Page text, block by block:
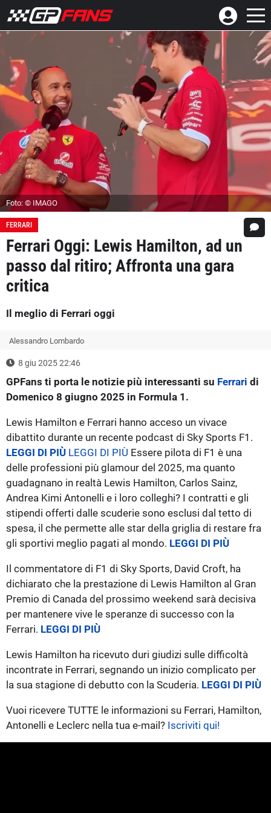
Foto: © IMAGO
FERRARI
Ferrari Oggi: Lewis Hamilton, ad un
passo dal ritiro; Affronta una gara
critica
Il meglio di Ferrari oggi
Alessandro Lombardo
8 giu 2025 22:46
GPFans ti porta le notizie più interessanti su Ferrari di
Domenico 8 giugno 2025 in Formula 1.
Lewis Hamilton e Ferrari hanno acceso un vivace
dibattito durante un recente podcast di Sky Sports F1.
LEGGI DI PIÙ LEGGI DI PIÙ Essere pilota di F1 è una
delle professioni più glamour del 2025, ma quanto
guadagnano in realtà Lewis Hamilton, Carlos Sainz,
Andrea Kimi Antonelli e i loro colleghi? I contratti e gli
stipendi offerti dalle scuderie sono esclusi dal tetto di
spesa, il che permette alle star della griglia di restare fra
gli sportivi meglio pagati al mondo. LEGGI DI PIÙ
Il commentatore di F1 di Sky Sports, David Croft, ha
dichiarato che la prestazione di Lewis Hamilton al Gran
Premio di Canada del prossimo weekend sarà decisiva
per mantenere vive le speranze di successo con la
Ferrari. LEGGI DI PIÙ
Lewis Hamilton ha ricevuto duri giudizi sulle difficoltà
incontrate in Ferrari, segnando un inizio complicato per
la sua stagione di debutto con la Scuderia. LEGGI DI PIÙ
Vuoi ricevere TUTTE le informazioni su Ferrari, Hamilton,
Antonelli e Leclerc nella tua e-mail? Iscriviti qui!